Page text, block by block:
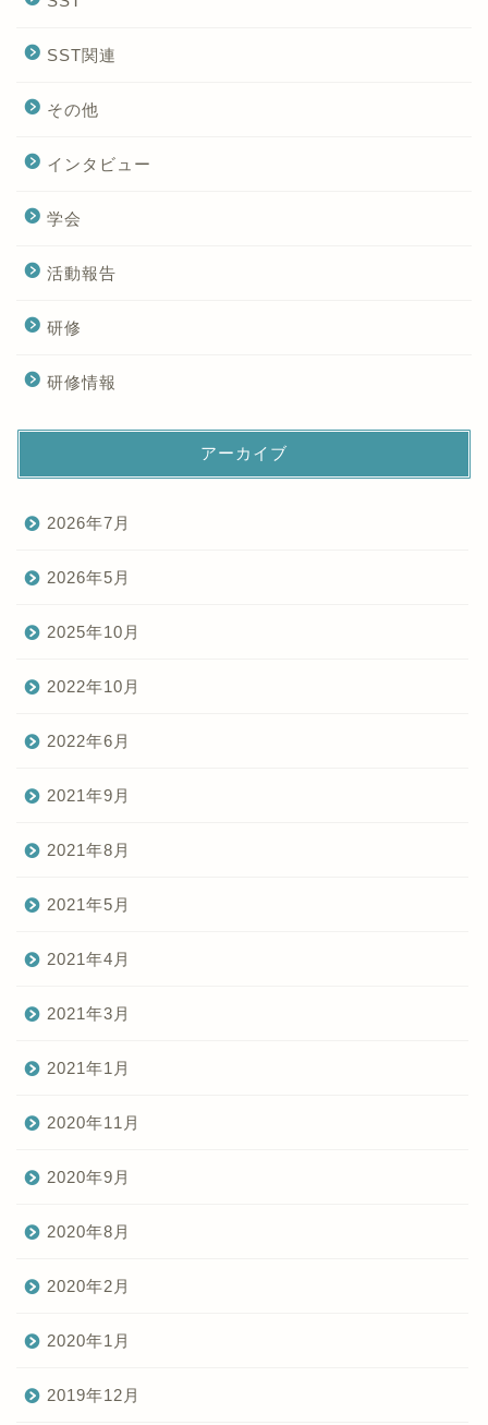
SST関連
その他
インタビュー
学会
活動報告
研修
研修情報
アーカイブ
2026年7月
2026年5月
2025年10月
2022年10月
2022年6月
2021年9月
2021年8月
2021年5月
2021年4月
2021年3月
2021年1月
2020年11月
2020年9月
2020年8月
2020年2月
2020年1月
2019年12月